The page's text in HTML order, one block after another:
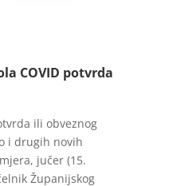
COVID potvrda
ili obveznog
i drugih novih
jučer (15.
Županijskog